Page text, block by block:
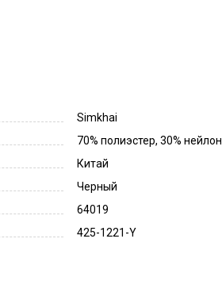
Simkhai
70% полиэстер, 30% нейлон
Китай
Черный
64019
425-1221-Y